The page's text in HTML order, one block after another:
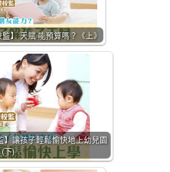
】 天賦 能預算嗎？《上》
】讓孩子輕鬆愉快地上幼兒園
(下)